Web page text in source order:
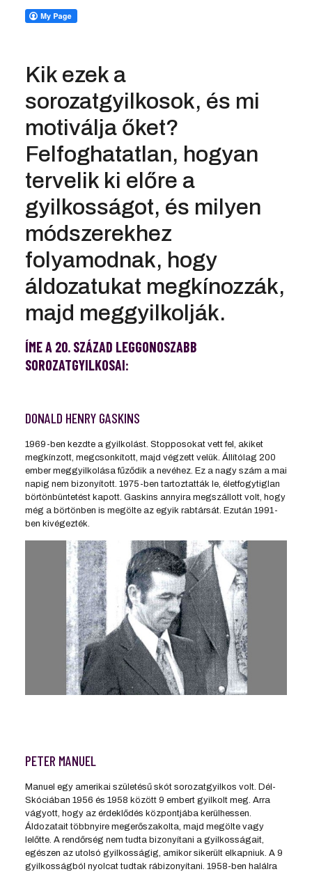
Kik ezek a
sorozatgyilkosok, és mi
motiválja őket?
Felfoghatatlan, hogyan
tervelik ki előre a
gyilkosságot, és milyen
módszerekhez
folyamodnak, hogy
áldozatukat megkínozzák,
majd meggyilkolják.
ÍME A 20. SZÁZAD LEGGONOSZABB
SOROZATGYILKOSAI:
DONALD HENRY GASKINS
1969-ben kezdte a gyilkolást. Stopposokat vett fel, akiket
megkínzott, megcsonkított, majd végzett velük. Állítólag 200
ember meggyilkolása fűződik a nevéhez. Ez a nagy szám a mai
napig nem bizonyított. 1975-ben tartoztatták le, életfogytiglan
börtönbüntetést kapott. Gaskins annyira megszállott volt, hogy
még a börtönben is megölte az egyik rabtársát. Ezután 1991-
ben kivégezték.
PETER MANUEL
Manuel egy amerikai születésű skót sorozatgyilkos volt. Dél-
Skóciában 1956 és 1958 között 9 embert gyilkolt meg. Arra
vágyott, hogy az érdeklődés központjába kerülhessen.
Áldozatait többnyire megerőszakolta, majd megölte vagy
lelőtte. A rendőrség nem tudta bizonyítani a gyilkosságait,
egészen az utolsó gyilkosságig, amikor sikerült elkapniuk. A 9
gyilkosságból nyolcat tudtak rábizonyítani. 1958-ben halálra